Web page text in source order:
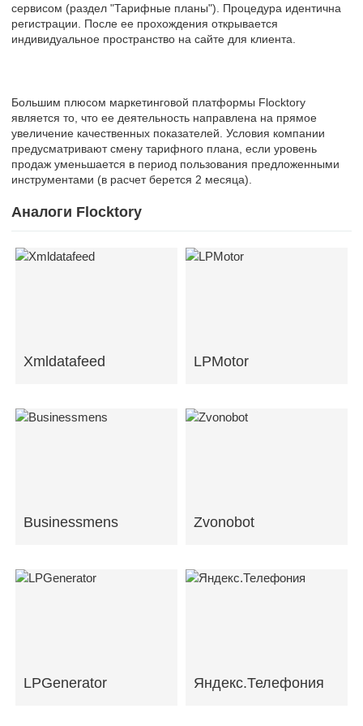
сервисом (раздел "Тарифные планы"). Процедура идентична
регистрации. После ее прохождения открывается
индивидуальное пространство на сайте для клиента.
Большим плюсом маркетинговой платформы Flocktory
является то, что ее деятельность направлена на прямое
увеличение качественных показателей. Условия компании
предусматривают смену тарифного плана, если уровень
продаж уменьшается в период пользования предложенными
инструментами (в расчет берется 2 месяца).
Аналоги Flocktory
Xmldatafeed LPMotor
Businessmens Zvonobot
LPGenerator Яндекс.Телефония